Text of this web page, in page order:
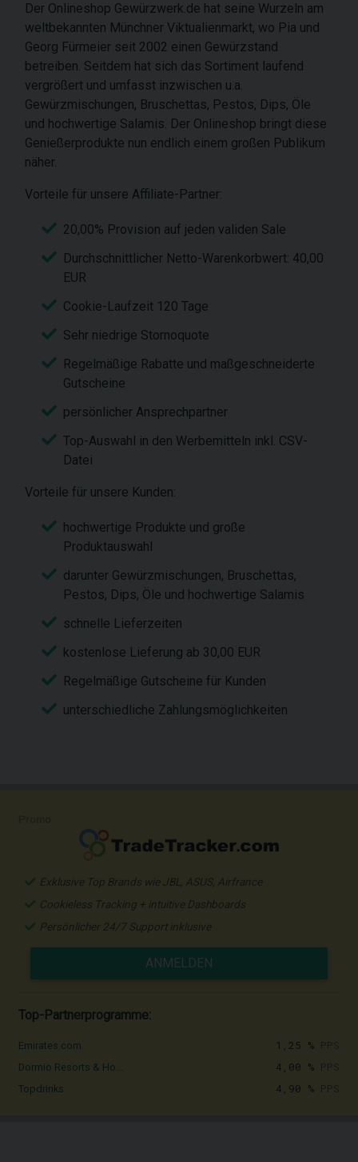
Der Onlineshop Gewürzwerk.de hat seine Wurzeln am
weltbekannten Münchner Viktualienmarkt, wo Pia und
Georg Fürmeier seit 2002 einen Gewürzstand
betreiben. Seitdem hat sich das Sortiment laufend
vergrößert und umfasst inzwischen u.a.
Gewürzmischungen, Bruschettas, Pestos, Dips, Öle
und hochwertige Salamis. Der Onlineshop bringt diese
Genießerprodukte nun endlich einem großen Publikum
näher.
Vorteile für unsere Affiliate-Partner:
20,00% Provision auf jeden validen Sale
Durchschnittlicher Netto-Warenkorbwert: 40,00
EUR
Cookie-Laufzeit 120 Tage
Sehr niedrige Stornoquote
Regelmäßige Rabatte und maßgeschneiderte
Gutscheine
persönlicher Ansprechpartner
Top-Auswahl in den Werbemitteln inkl. CSV-
Datei
Vorteile für unsere Kunden:
hochwertige Produkte und große
Produktauswahl
darunter Gewürzmischungen, Bruschettas,
Pestos, Dips, Öle und hochwertige Salamis
schnelle Lieferzeiten
kostenlose Lieferung ab 30,00 EUR
Regelmäßige Gutscheine für Kunden
unterschiedliche Zahlungsmöglichkeiten
Exklusive Top Brands wie JBL, ASUS, Airfrance
Cookieless Tracking + intuitive Dashboards
Persönlicher 24/7 Support inklusive
ANMELDEN
Top-Partnerprogramme:
Emirates.com 1,25 %
Dormio Resorts & Ho... 4,00 %
Topdrinks 4,90 %